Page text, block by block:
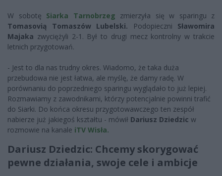
W sobotę Siarka Tarnobrzeg zmierzyła się w sparingu z
Tomasovią Tomaszów Lubelski.
Podopieczni Sławomira
Majaka zwyciężyli 2-1. Był to drugi mecz kontrolny w trakcie
letnich przygotowań.
- Jest to dla nas trudny okres. Wiadomo, że taka duża
przebudowa nie jest łatwa, ale myślę, że damy radę. W
porównaniu do poprzedniego sparingu wyglądało to już lepiej.
Rozmawiamy z zawodnikami, którzy potencjalnie powinni trafić
do Siarki. Do końca okresu przygotowawczego ten zespół
nabierze już jakiegoś kształtu - mówił Dariusz Dziedzic w
rozmowie na kanale iTV Wisła.
Dariusz Dziedzic: Chcemy skorygować
pewne działania, swoje cele i ambicje